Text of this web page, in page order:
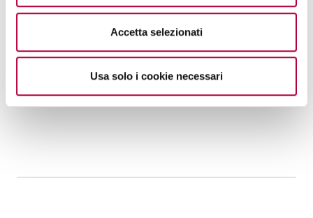
Accetta selezionati
Usa solo i cookie necessari
serial number e
Firmware della
CPU e delle
acquisizione.